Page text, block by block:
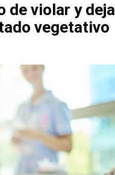
de violar y
vegetativo